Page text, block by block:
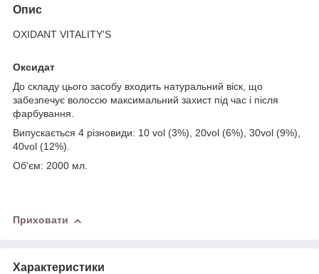
Опис
OXIDANT VITALITY'S
Оксидат
До складу цього засобу входить натуральний віск, що
забезпечує волоссю максимальний захист під час і після
фарбування.
Випускається 4 різновиди: 10 vol (3%), 20vol (6%), 30vol (9%),
40vol (12%).
Об'єм: 2000 мл.
Приховати
Характеристики